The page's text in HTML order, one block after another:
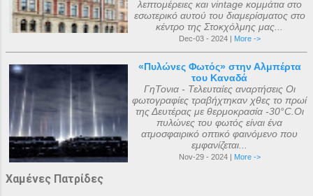
λεπτομέρειες και vintage κομμάτια στο
εσωτερικό αυτού του διαμερίσματος στο
κέντρο της Στοκχόλμης μας...
Dec-03 - 2024 | More ->
«Πυλώνες Φωτός» στην Αλμπέρτα
του Καναδά
ΓηΤονια - Τελευταίες αναρτήσεις Οι
φωτογραφίες τραβήχτηκαν χθες το πρωί
της Δευτέρας με θερμοκρασία -30°C.Οι
πυλώνες του φωτός είναι ένα
ατμοσφαιρικό οπτικό φαινόμενο που
εμφανίζεται...
Nov-29 - 2024 | More ->
Χαμένες Πατρίδες